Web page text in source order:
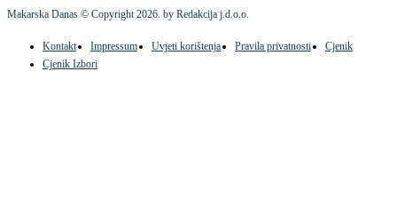
Makarska Danas © Copyright2026. by Redakcija j.d.o.o.
Kontakt Impressum Uvjeti korištenja Pravila privatnosti
Cjenik
Cjenik Izbori